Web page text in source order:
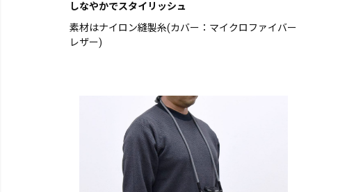
しなやかでスタイリッシュ
素材はナイロン縫製糸(カバー：マイクロファイバー
レザー)